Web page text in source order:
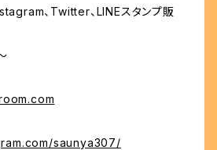
、Twitter、LINEスタンプ販
saunya307/